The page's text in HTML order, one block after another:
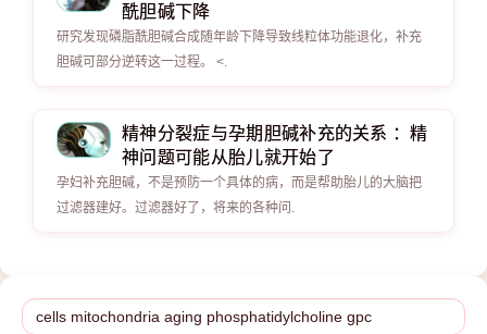
酰胆碱下降
研究发现磷脂酰胆碱合成随年龄下降导致线粒体功能退化，补充
胆碱可部分逆转这一过程。 <.
精神分裂症与孕期胆碱补充的关系 ：精
神问题可能从胎儿就开始了
孕妇补充胆碱，不是预防一个具体的病，而是帮助胎儿的大脑把
过滤器建好。过滤器好了，将来的各种问.